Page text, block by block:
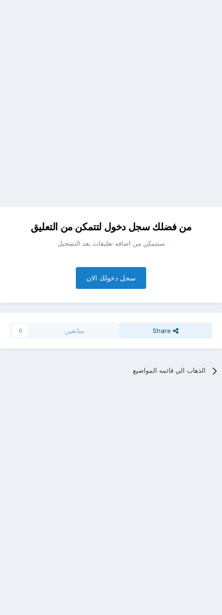
من فضلك سجل دخول لتتمكن من التعليق
ستتمكن من اضافه تعليقات بعد التسجيل
سجل دخولك الان
Share متابعين 0
الذهاب الي قائمه المواضيع